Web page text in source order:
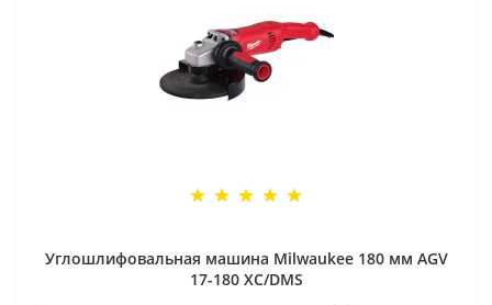
Углошлифовальная машина Milwaukee 180 мм AGV
17-180 XC/DMS